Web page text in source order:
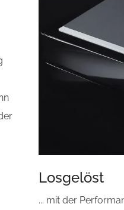
Losgelöst
... mit der